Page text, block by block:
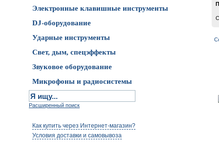
Электронные клавишные инструменты
DJ-оборудование
Ударные инструменты
Свет, дым, спецэффекты
Звуковое оборудование
Микрофоны и радиосистемы
Расширенный поиск
Как купить через Интернет-магазин?
Условия доставки и самовывоза